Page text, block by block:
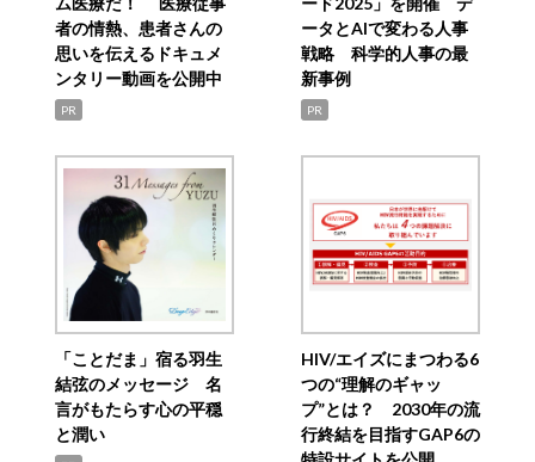
者の情熱、患者さんの
思いを伝えるドキュメ
ンタリー動画を公開中
PR
ータとAIで変わる人事
戦略 科学的人事の最
新事例
PR
「ことだま」宿る羽生
結弦のメッセージ 名
言がもたらす心の平穏
と潤い
HIV/エイズにまつわる6
つの“理解のギャッ
プ”とは？ 2030年の流
行終結を目指すGAP6の